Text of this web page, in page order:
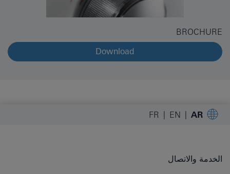
BROCHURE
Download
AR
EN
FR
الخدمة والاتصال